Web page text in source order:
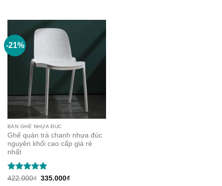
-21%
BÀN GHẾ NHỰA ĐÚC
Ghế quán trà chanh nhựa đúc
nguyên khối cao cấp giá rẻ
nhất
Rated5
422.000₫ Original
335.000₫Current